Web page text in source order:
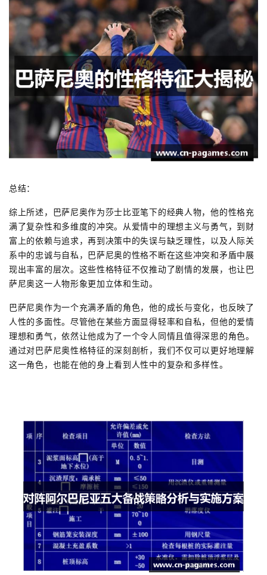
总结：
综上所述，巴萨尼奥作为莎士比亚笔下的经典人物，他的性格充
满了复杂性和多维度的冲突。从爱情中的理想主义与勇气，到财
富上的依赖与追求，再到决策中的失误与缺乏理性，以及人际关
系中的忠诚与自私，巴萨尼奥的性格不断在这些冲突和矛盾中展
现出丰富的层次。这些性格特征不仅推动了剧情的发展，也让巴
萨尼奥这一人物形象更加立体和生动。
巴萨尼奥作为一个充满矛盾的角色，他的成长与变化，也反映了
人性的多面性。尽管他在某些方面显得轻率和自私，但他的爱情
理想和勇气，依然让他成为了一个令人同情且值得深思的角色。
通过对巴萨尼奥性格特征的深刻剖析，我们不仅可以更好地理解
这一角色，也能在他的身上看到人性中的复杂和多样性。